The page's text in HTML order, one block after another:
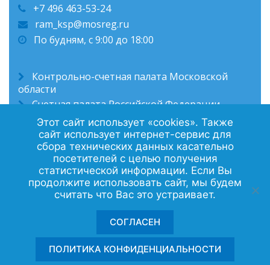
+7 496 463-53-24
ram_ksp@mosreg.ru
По будням, с 9:00 до 18:00
Контрольно-счетная палата Московской
области
Счетная палата Российской Федерации
Администрация Раменского муниципального
округа
Политика конфиденциальности
Контакты
© 2025 © Контрольно-счетная палата
Раменского муниципального округа
Этот сайт использует «cookies». Также
сайт использует интернет-сервис для
сбора технических данных касательно
посетителей с целью получения
статистической информации. Если Вы
продолжите использовать сайт, мы будем
считать что Вас это устраивает.
СОГЛАСЕН
ПОЛИТИКА КОНФИДЕНЦИАЛЬНОСТИ